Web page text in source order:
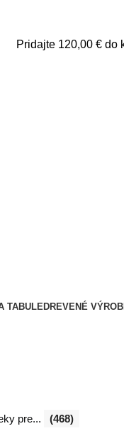
Pridajte 120,00 €do
TABULEDREVENÉ
pre... (468)